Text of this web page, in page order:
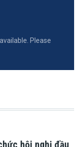
Please